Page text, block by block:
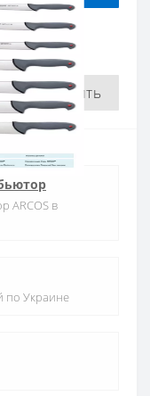
Купить
ARCOS в
по Украине